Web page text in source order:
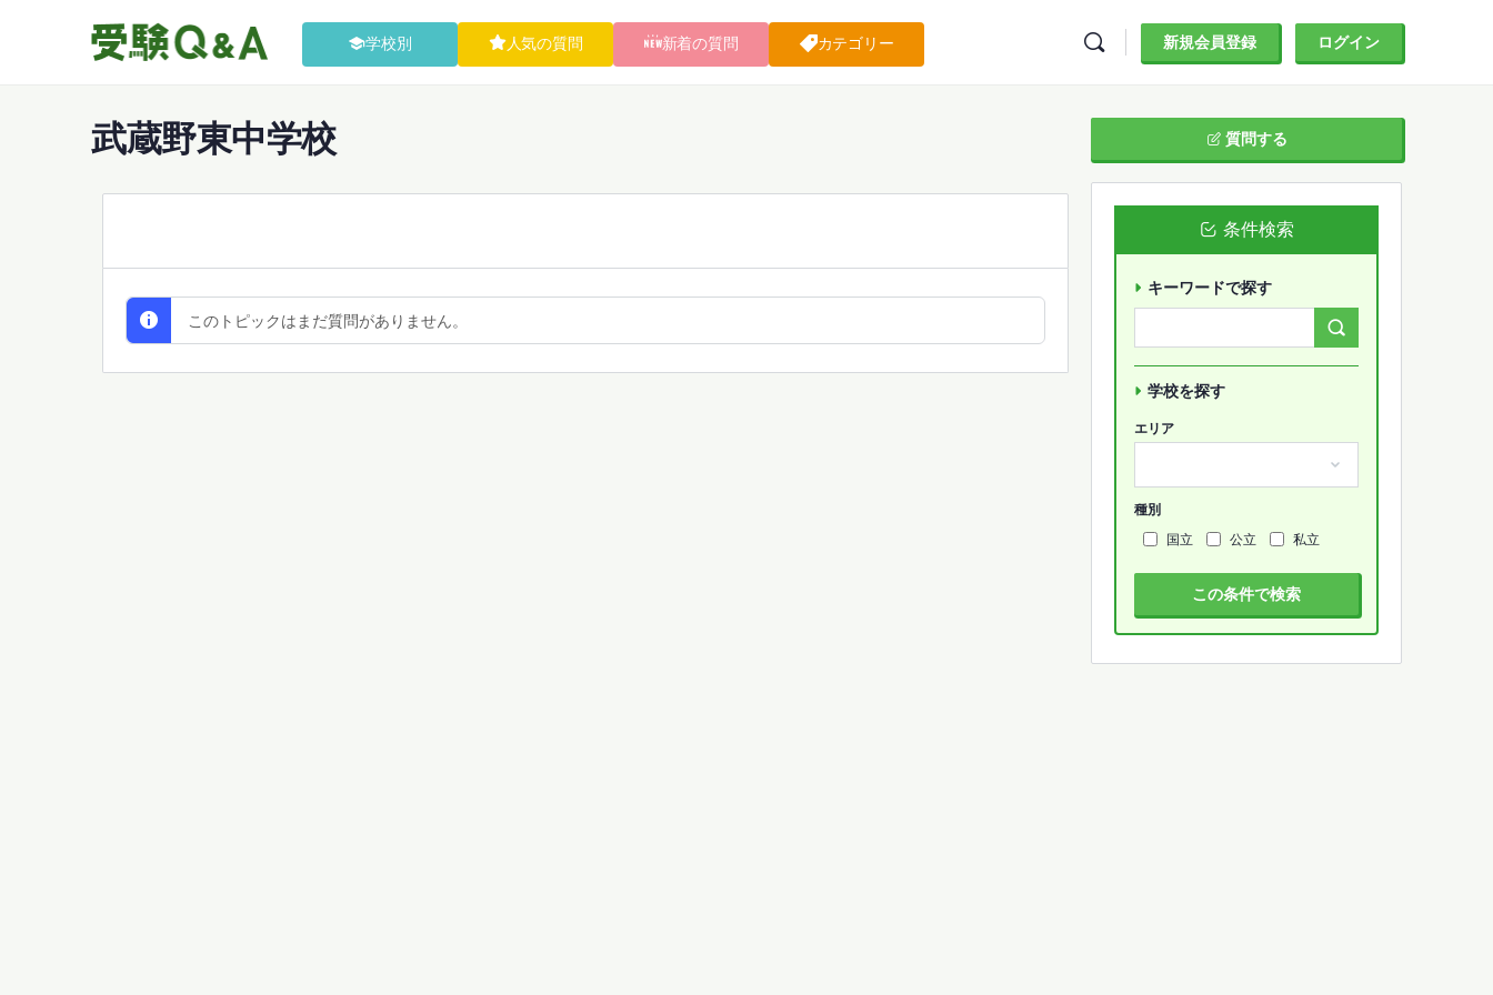
学校別 人気の質問 新着の質問 カテゴリー 新規会員登録 ログイン
武蔵野東中学校
このトピックはまだ質問がありません。
質問する
条件検索
キーワードで探す
学校を探す
エリア
種別
国立
公立 私立
この条件で検索